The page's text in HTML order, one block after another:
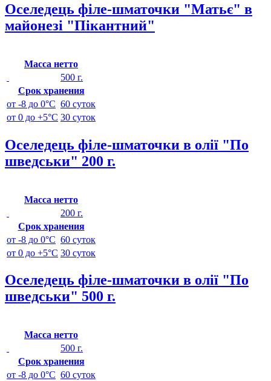
Оселедець філе-шматочки "Матьє" в
майонезі "Пікантний"
Масса нетто
500 г.
Срок хранения
от -8 до 0°C 60 суток
от 0 до +5°C 30 суток
Оселедець філе-шматочки в олії "По
шведськи" 200 г.
Масса нетто
200 г.
Срок хранения
от -8 до 0°C 60 суток
от 0 до +5°C 30 суток
Оселедець філе-шматочки в олії "По
шведськи" 500 г.
Масса нетто
500 г.
Срок хранения
от -8 до 0°C 60 суток